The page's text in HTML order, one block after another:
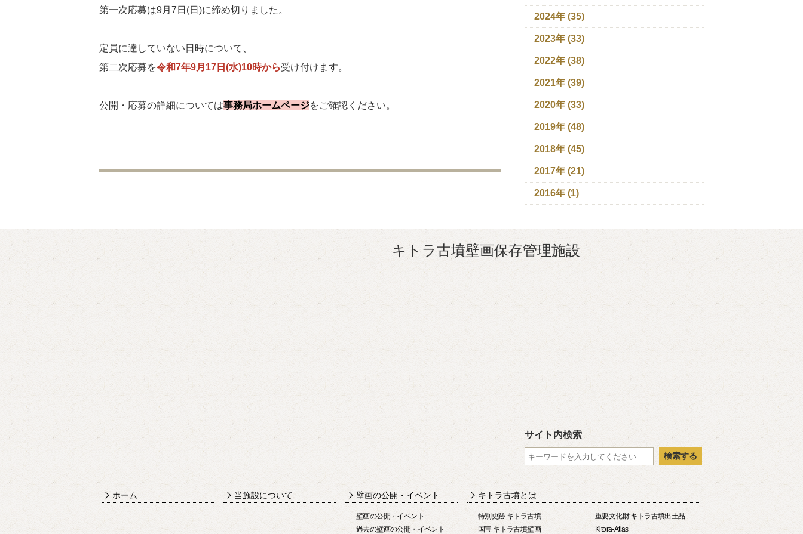
第一次応募は9月 7 日 (日 )に締め切りました。
定員に達していない日時について、
第二次応募を令和7年9月17日(水)10時から受け付けます。
公開・応募の詳細については事務局ホームページをご確認ください。
2024年 (35)
2023年 (33)
2022年 (38)
2021年 (39)
2020年 (33)
2019年 (48)
2018年 (45)
2017年 (21)
2016年 (1)
キトラ古墳壁画保存管理施設
〒634-0134
水曜（祝日の場合は翌平日）
サイト内検索
検索する
ホーム 当施設について 壁画の公開・イベント
壁画の公開・イベント
過去の壁画の公開・イベント
キトラ古墳とは
特別史跡 キトラ古墳
重要文化財 キトラ古墳出土品
国宝 キトラ古墳壁画
Kitora-Atlas